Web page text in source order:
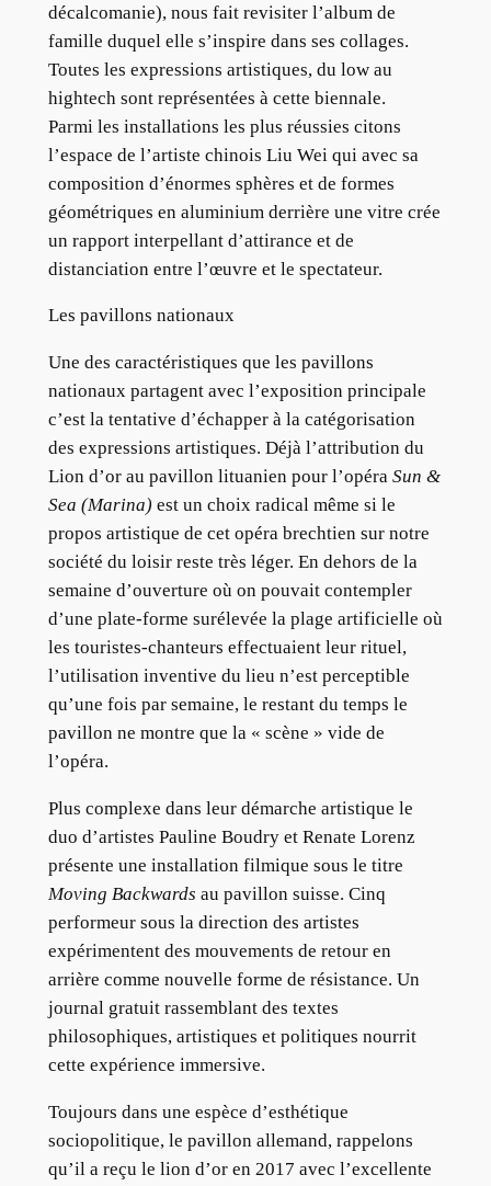
décalcomanie), nous fait revisiter l’album de
famille duquel elle s’inspire dans ses collages.
Toutes les expressions artistiques, du low au
hightech sont représentées à cette biennale.
Parmi les installations les plus réussies citons
l’espace de l’artiste chinois Liu Wei qui avec sa
composition d’énormes sphères et de formes
géométriques en aluminium derrière une vitre crée
un rapport interpellant d’attirance et de
distanciation entre l’œuvre et le spectateur.
Les pavillons nationaux
Une des caractéristiques que les pavillons
nationaux partagent avec l’exposition principale
c’est la tentative d’échapper à la catégorisation
des expressions artistiques. Déjà l’attribution du
Lion d’or au pavillon lituanien pour l’opéra Sun &
Sea (Marina)est un choix radical même si le
propos artistique de cet opéra brechtien sur notre
société du loisir reste très léger. En dehors de la
semaine d’ouverture où on pouvait contempler
d’une plate-forme surélevée la plage artificielle où
les touristes-chanteurs effectuaient leur rituel,
l’utilisation inventive du lieu n’est perceptible
qu’une fois par semaine, le restant du temps le
pavillon ne montre que la « scène » vide de
l’opéra.
Plus complexe dans leur démarche artistique le
duo d’artistes Pauline Boudry et Renate Lorenz
présente une installation filmique sous le titre
Moving Backwards au pavillon suisse. Cinq
performeur sous la direction des artistes
expérimentent des mouvements de retour en
arrière comme nouvelle forme de résistance. Un
journal gratuit rassemblant des textes
philosophiques, artistiques et politiques nourrit
cette expérience immersive.
Toujours dans une espèce d’esthétique
sociopolitique, le pavillon allemand, rappelons
qu’il a reçu le lion d’or en 2017 avec l’excellente